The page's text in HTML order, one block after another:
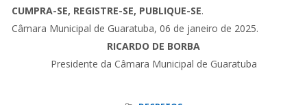
CUMPRA-SE, REGISTRE-SE, PUBLIQUE-SE.
Câmara Municipal de Guaratuba, 06 de janeiro de 2025.
RICARDO DE BORBA
Presidente da Câmara Municipal de Guaratuba